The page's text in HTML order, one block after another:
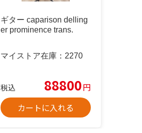
ギター caparison delling
er prominence trans.
マイストア在庫： 2270
税込 88800円
カートに入れる